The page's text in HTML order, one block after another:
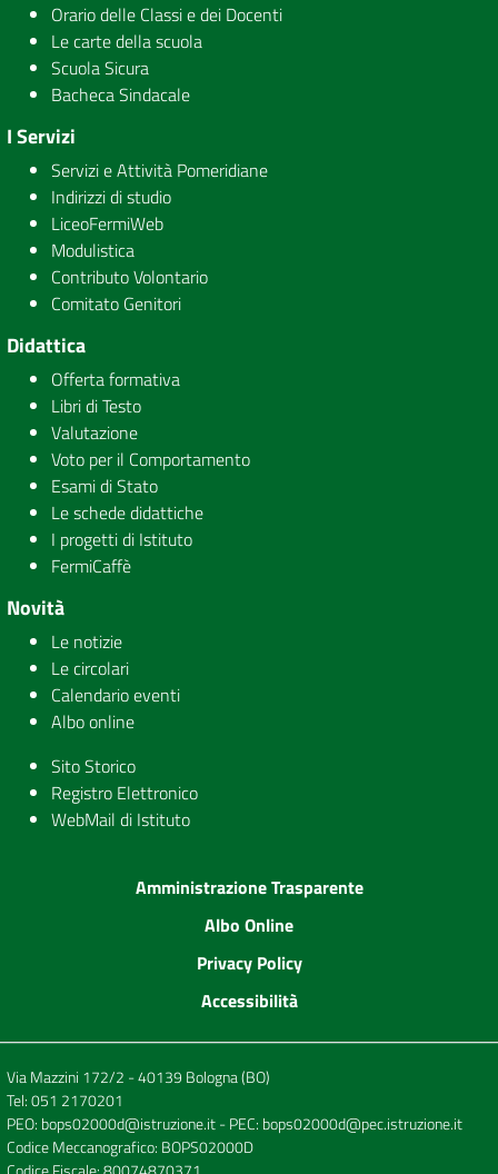
Orario delle Classi e dei Docenti
Le carte della scuola
Scuola Sicura
Bacheca Sindacale
I Servizi
Servizi e Attività Pomeridiane
Indirizzi di studio
LiceoFermiWeb
Modulistica
Contributo Volontario
Comitato Genitori
Didattica
Offerta formativa
Libri di Testo
Valutazione
Voto per il Comportamento
Esami di Stato
Le schede didattiche
I progetti di Istituto
FermiCaffè
Novità
Le notizie
Le circolari
Calendario eventi
Albo online
Sito Storico
Registro Elettronico
WebMail di Istituto
Amministrazione Trasparente
Albo Online
Privacy Policy
Accessibilità
Via Mazzini 172/2 - 40139 Bologna (BO)
Tel:051 2170201
PEO: bops02000d@istruzione.it- PEC: bops02000d@pec.istruzione.it
Codice Meccanografico: BOPS02000D